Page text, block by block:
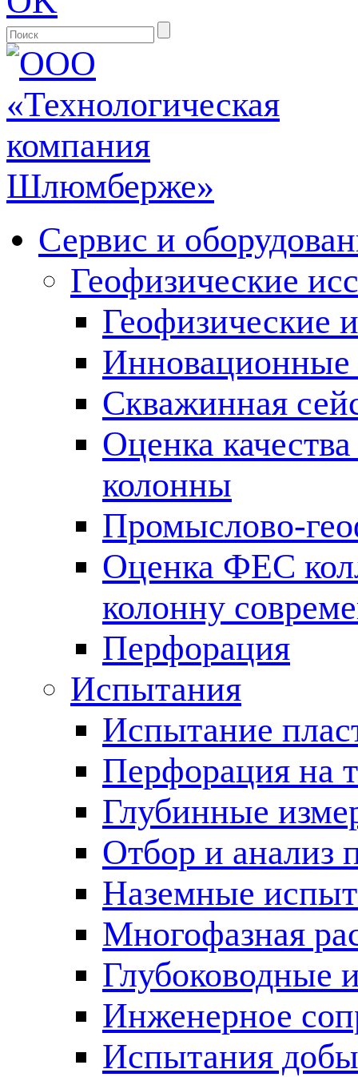
Сервис и
Геофизические
Геофизические
Инновационные
Скважинная
Оценка
колонны
Промыслово-
Оценка ФЕС
колонну
Перфорация
Испытания
Испытание
Перфорация на
Глубинные
Отбор и анализ
Наземные
Многофазная
Глубоководные
Инженерное
Испытания